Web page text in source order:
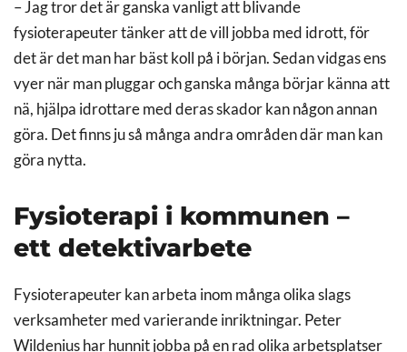
– Jag tror det är ganska vanligt att blivande
fysioterapeuter tänker att de vill jobba med idrott, för
det är det man har bäst koll på i början. Sedan vidgas ens
vyer när man pluggar och ganska många börjar känna att
nä, hjälpa idrottare med deras skador kan någon annan
göra. Det finns ju så många andra områden där man kan
göra nytta.
Fysioterapi i kommunen –
ett detektivarbete
Fysioterapeuter kan arbeta inom många olika slags
verksamheter med varierande inriktningar. Peter
Wildenius har hunnit jobba på en rad olika arbetsplatser